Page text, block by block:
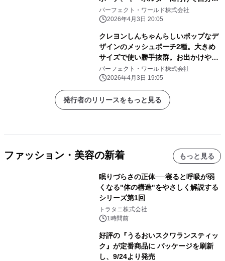
けのアレンジしよう
パーフェクト・ワールド株式会社
2026年4月3日 20:05
クレヨンしんちゃんらしいポップなデ
ザインのメッシュポーチ2種。大きめ
サイズで使い勝手抜群。お出かけや旅
行にぜひ！
パーフェクト・ワールド株式会社
2026年4月3日 19:05
発行者のリリースをもっと見る
ファッション・美容の新着 もっと見る
眠りづらさの正体──寝ると呼吸が弱
くなる"体の構造"をやさしく解説する
シリーズ第1回
トラタニ株式会社
1時間前
好評の『うるおいスクワランスティッ
ク』が定番商品に パッケージを刷新
し、9/24より発売